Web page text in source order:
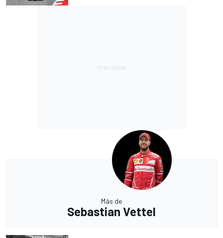
Más de
Sebastian Vettel